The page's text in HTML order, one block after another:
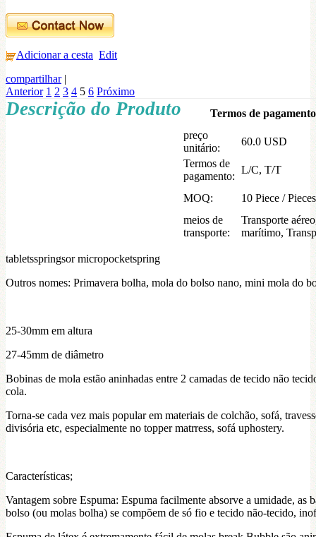
Adicionar a cesta Edit
compartilhar |
Anterior 1 2 3 4 5 6 Próximo
Descrição do Produto
Termos de
preço
unitário:
60.0 USD
Termos de
pagamento:
L/C, T/T
MOQ:
10 Piece / Pieces
meios de
transporte:
Transporte
marítimo,
tabletsspringsor micropocketspring
Outros nomes: Primavera bolha, mola do bolso nano, mini mola do
25-30mm em altura
27-45mm de diâmetro
Bobinas de mola estão aninhadas entre 2 camadas de tecido não
cola.
Torna-se cada vez mais popular em materiais de colchão, sofá,
divisória etc, especialmente no topper matrress, sofá uphostery.
Características;
Vantagem sobre Espuma: Espuma facilmente absorve a umidade, as
bolso (ou molas bolha) se compõem de só fio e tecido não-tecido,